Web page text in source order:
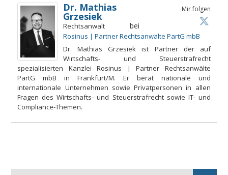
Mir folgen
Dr. Mathias
Grzesiek
Rechtsanwalt bei
Rosinus | Partner Rechtsanwälte PartG mbB
Dr. Mathias Grzesiek ist Partner der auf
Wirtschafts- und Steuerstrafrecht
spezialisierten Kanzlei Rosinus | Partner Rechtsanwälte
PartG mbB in Frankfurt/M. Er berät nationale und
internationale Unternehmen sowie Privatpersonen in allen
Fragen des Wirtschafts- und Steuerstrafrecht sowie IT- und
Compliance-Themen.